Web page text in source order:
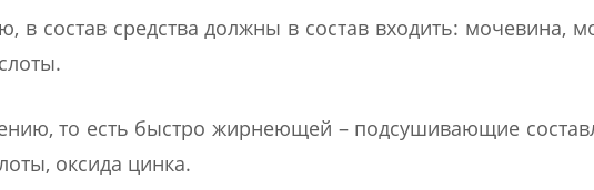
в состав средства должны в состав входить: мочевина,
то есть быстро жирнеющей – подсушивающие
оксида цинка.